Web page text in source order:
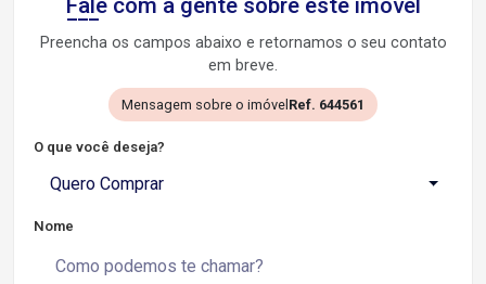
Fale com a gente sobre este imóvel
Preencha os campos abaixo e retornamos o seu contato
em breve.
Mensagem sobre o imóvel Ref. 644561
O que você deseja?
Quero Comprar
Nome